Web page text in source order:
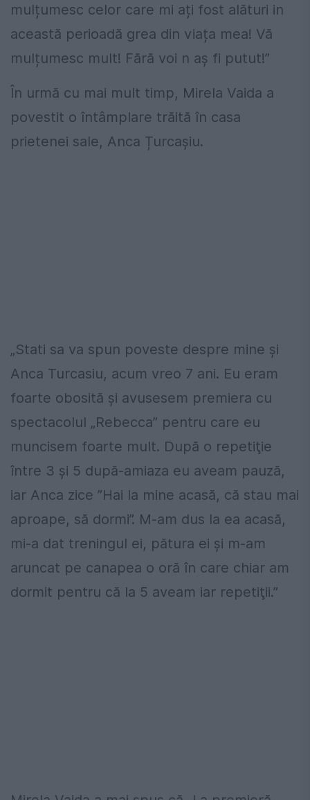
mulțumesc celor care mi ați fost alături in
această perioadă grea din viața mea! Vă
mulțumesc mult! Fără voi n aș fi putut!”
În urmă cu mai mult timp, Mirela Vaida a
povestit o întâmplare trăită în casa
prietenei sale, Anca Țurcașiu.
„Stati sa va spun poveste despre mine şi
Anca Turcasiu, acum vreo 7 ani. Eu eram
foarte obosită şi avusesem premiera cu
spectacolul „Rebecca” pentru care eu
muncisem foarte mult. După o repetiţie
între 3 şi 5 după-amiaza eu aveam pauză,
iar Anca zice ”Hai la mine acasă, că stau mai
aproape, să dormi”. M-am dus la ea acasă,
mi-a dat treningul ei, pătura ei şi m-am
aruncat pe canapea o oră în care chiar am
dormit pentru că la 5 aveam iar repetiţii.”